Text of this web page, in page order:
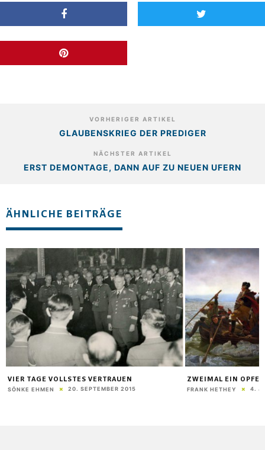
VORHERIGER ARTIKEL
GLAUBENSKRIEG DER PREDIGER
NÄCHSTER ARTIKEL
ERST DEMONTAGE, DANN AUF ZU NEUEN UFERN
ÄHNLICHE BEITRÄGE
VIER TAGE VOLLSTES VERTRAUEN
SÖNKE EHMEN 20. SEPTEMBER 2015
ZWEIMAL EIN
FRANK HETHEY 4.